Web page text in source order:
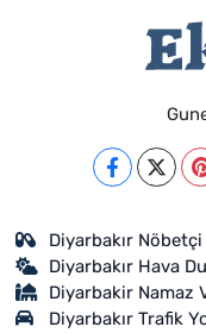
Diyarbakır
Diyarbakır Hava
Diyarbakir Namaz
Diyarbakır Trafik